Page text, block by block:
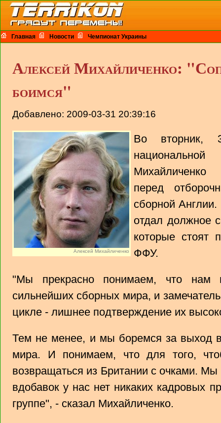
Главная Новости Чемпионат Украины
Алексей Михайличенко:
боимся"
Добавлено: 2009-03-31 20:39:16
Алексей Михайличенко
Во вторник,
перед
сборной
отдал должное
которые стоят
ФФУ.
"Мы прекрасно понимаем, что нам
сильнейших сборных мира, и
цикле - лишнее подтверждение их
Тем не менее, и мы боремся за выход
мира. И понимаем, что для того,
возвращаться из Британии с очками. Мы
вдобавок у нас нет никаких кадровых
группе", - сказал Михайличенко.